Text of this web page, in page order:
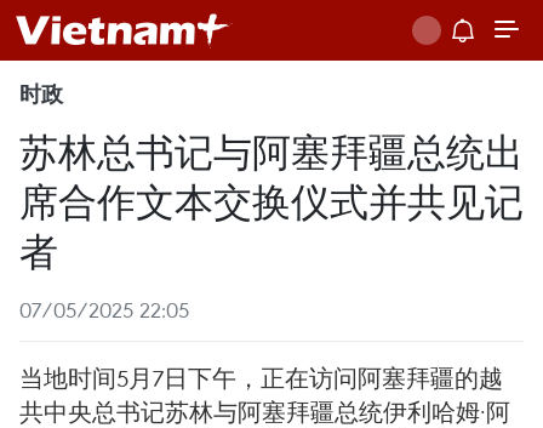
时政
苏林总书记与阿塞拜疆总统出
席合作文本交换仪式并共见记
者
07/05/2025 22:05
当地时间5月7日下午，正在访问阿塞拜疆的越
共中央总书记苏林与阿塞拜疆总统伊利哈姆·阿